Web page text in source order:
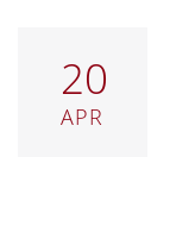
20
APR